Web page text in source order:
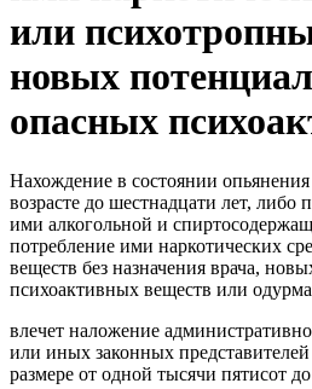
или
новых
опасных
Нахождение в состоянии
возрасте до шестнадцати лет, либо
ими алкогольной и
потребление ими наркотических
веществ без назначения врача,
психоактивных веществ или
влечет наложение
или иных законных
размере от одной тысячи пятисот